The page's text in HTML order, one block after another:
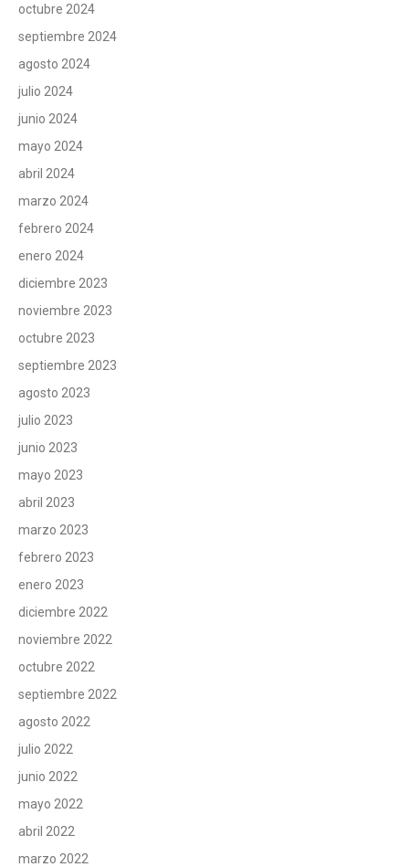
octubre 2024
septiembre 2024
agosto 2024
julio 2024
junio 2024
mayo 2024
abril 2024
marzo 2024
febrero 2024
enero 2024
diciembre 2023
noviembre 2023
octubre 2023
septiembre 2023
agosto 2023
julio 2023
junio 2023
mayo 2023
abril 2023
marzo 2023
febrero 2023
enero 2023
diciembre 2022
noviembre 2022
octubre 2022
septiembre 2022
agosto 2022
julio 2022
junio 2022
mayo 2022
abril 2022
marzo 2022